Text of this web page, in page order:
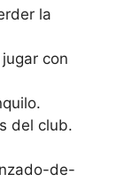
la
con
del club.
de-